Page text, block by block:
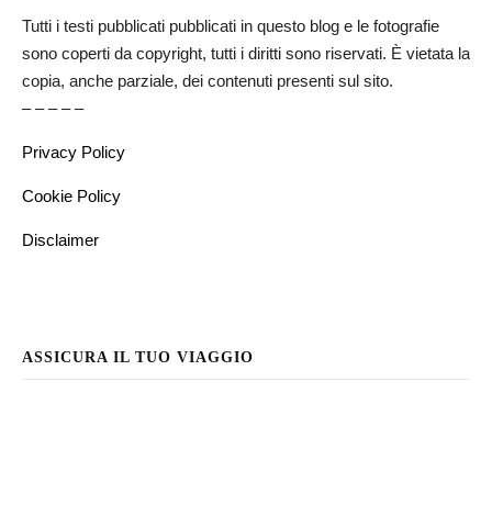
Tutti i testi pubblicati pubblicati in questo blog e le fotografie
sono coperti da copyright, tutti i diritti sono riservati. È vietata la
copia, anche parziale, dei contenuti presenti sul sito.
– – – – –
Privacy Policy
Cookie Policy
Disclaimer
ASSICURA IL TUO VIAGGIO